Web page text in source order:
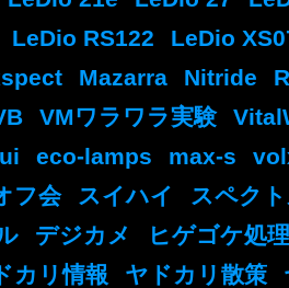
LeDio RS122
LeDio
Mazarra Nitride
VMワラワラ実験
eco-lamps max-s
フ会 スイハイ
スペク
デジカメ
ヒゲゴケ処
カリ情報 ヤドカリ散策